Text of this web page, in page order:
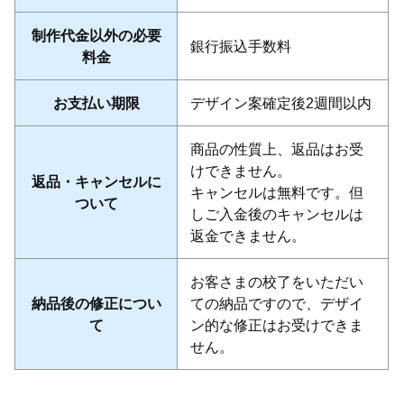
制作代金以外の必要
料金
銀行振込手数料
お支払い期限 デザイン案確定後2週間以内
返品・キャンセルに
ついて
商品の性質上、返品はお受
けできません。
キャンセルは無料です。但
しご入金後のキャンセルは
返金できません。
納品後の修正につい
て
お客さまの校了をいただい
ての納品ですので、デザイ
ン的な修正はお受けできま
せん。